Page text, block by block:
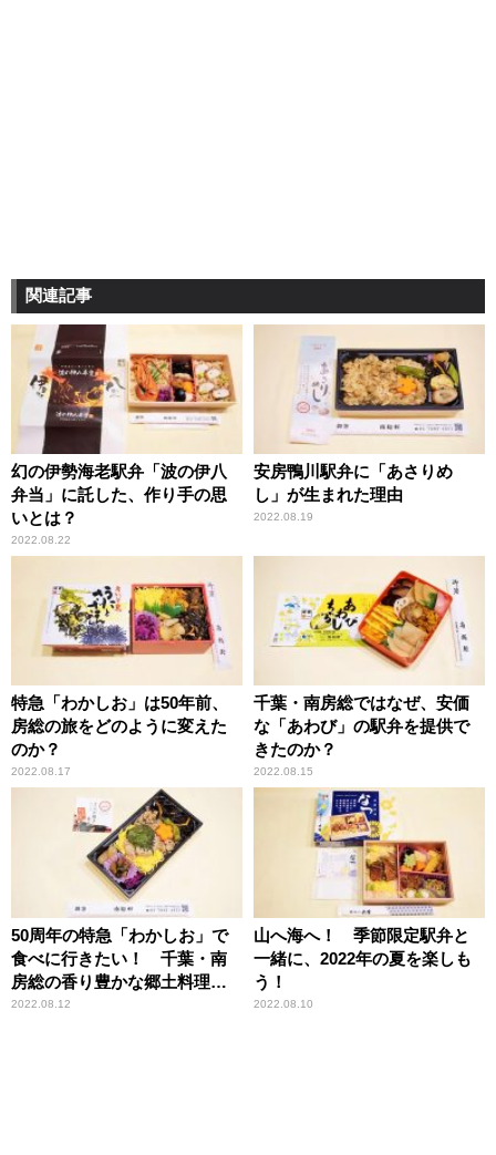
関連記事
幻の伊勢海老駅弁「波の伊八
弁当」に託した、作り手の思
いとは？
2022.08.22
安房鴨川駅弁に「あさりめ
し」が生まれた理由
2022.08.19
特急「わかしお」は50年前、
房総の旅をどのように変えた
のか？
2022.08.17
千葉・南房総ではなぜ、安価
な「あわび」の駅弁を提供で
きたのか？
2022.08.15
50周年の特急「わかしお」で
食べに行きたい！ 千葉・南
房総の香り豊かな郷土料理駅
弁とは？
2022.08.12
山へ海へ！ 季節限定駅弁と
一緒に、2022年の夏を楽しも
う！
2022.08.10